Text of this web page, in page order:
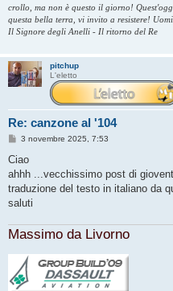
crollo, ma non è questo il giorno!
questa bella terra, vi invito a resistere!
Il Signore degli Anelli - Il ritorno del Re
pitchup
L'eletto
Re: canzone al '104
M
s
a
g
i
3 novembre 2025, 7:53
Ciao
ahhh ...vecchissimo post di
traduzione del testo in italiano da
saluti
Massimo da Livorno